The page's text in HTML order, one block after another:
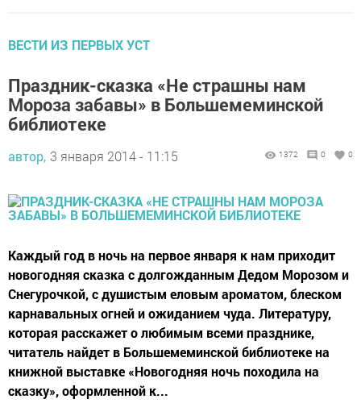
ВЕСТИ ИЗ ПЕРВЫХ УСТ
Праздник-сказка «Не страшны нам
Мороза забавы» в Большемеминской
библиотеке
автор, 3 января 2014 - 11:15 1372 0 0
Каждый год в ночь на первое января к нам приходит
новогодняя сказка с долгожданным Дедом Морозом и
Снегурочкой, с душистым еловым ароматом, блеском
карнавальных огней и ожиданием чуда. Литературу,
которая расскажет о любимым всеми празднике,
читатель найдет в Большемеминской библиотеке на
книжной выставке «Новогодняя ночь походила на
сказку», оформленной к...